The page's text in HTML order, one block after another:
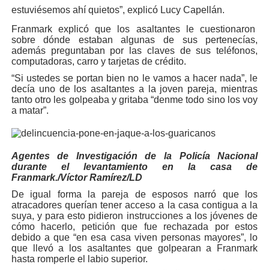
estuviésemos ahí quietos”, explicó Lucy Capellán.
Franmark explicó que los asaltantes le cuestionaron
sobre dónde estaban algunas de sus pertenecías,
además preguntaban por las claves de sus teléfonos,
computadoras, carro y tarjetas de crédito.
“Si ustedes se portan bien no le vamos a hacer nada”, le
decía uno de los asaltantes a la joven pareja, mientras
tanto otro les golpeaba y gritaba “denme todo sino los voy
a matar”.
Agentes de Investigación de la Policía Nacional
durante el levantamiento en la casa de
Franmark./Víctor Ramírez/LD
De igual forma la pareja de esposos narró que los
atracadores querían tener acceso a la casa contigua a la
suya, y para esto pidieron instrucciones a los jóvenes de
cómo hacerlo, petición que fue rechazada por estos
debido a que “en esa casa viven personas mayores”, lo
que llevó a los asaltantes que golpearan a Franmark
hasta romperle el labio superior.